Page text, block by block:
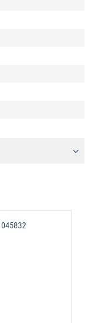
045832